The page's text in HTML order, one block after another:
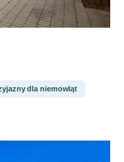
dla niemowląt